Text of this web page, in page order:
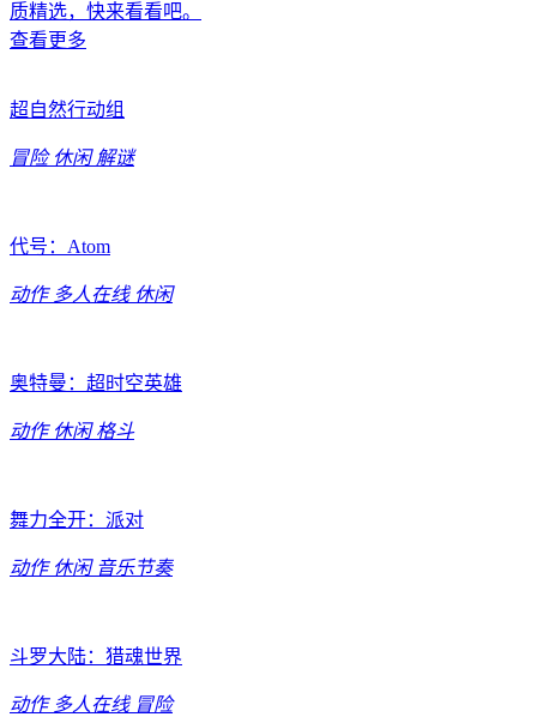
质精选，快来看看吧。
查看更多
超自然行动组
冒险 休闲 解谜
代号：Atom
动作 多人在线 休闲
奥特曼：超时空英雄
动作 休闲 格斗
舞力全开：派对
动作 休闲 音乐节奏
斗罗大陆：猎魂世界
动作 多人在线 冒险